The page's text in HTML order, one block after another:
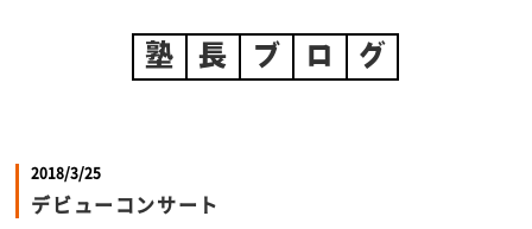
塾 長 ブ ロ グ
2018/3/25
デビューコンサート